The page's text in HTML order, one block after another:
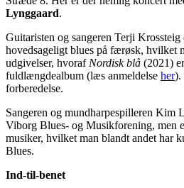
Lynggaard.
Guitaristen og sangeren Terji
hovedsageligt blues på færøsk, hvilket
udgivelser, hvoraf Nordisk blå (2021)
fuldlængdealbum (læs anmeldelse her).
forberedelse.
Sangeren og mundharpespilleren Kim
Viborg Blues- og Musikforening, men
musiker, hvilket man blandt andet har
Blues.
Ind-til-benet